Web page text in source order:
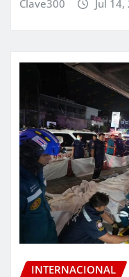
Clave300 Jul
INTERNACIONAL